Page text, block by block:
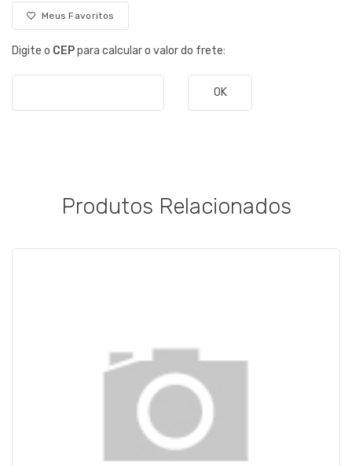
Meus Favoritos
Digite o CEPpara calcular o valor do frete:
OK
Produtos Relacionados